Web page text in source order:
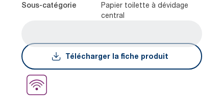
Sous-catégorie
Papier toilette à dévidage
central
Télécharger la fiche produit